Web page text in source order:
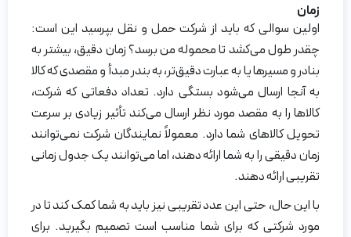
زمان
اولین سوالی که باید از شرکت حمل و نقل بپرسید این است:
چقدر طول می‌کشد تا محموله من برسد؟ زمان دقیق، بیشتر به
بنادر و مسیرها یا به عبارت دقیق‌تر، به بندر مبدأ و مقصدی که کالا
به آنجا ارسال می‌شود بستگی دارد. تعداد دفعاتی که شرکت،
کالاها را به مقصد مورد نظر ارسال می‌کند تأثیر زیادی بر سرعت
تحویل کالاهای شما دارد. معمولاً نمایندگان شرکت نمی‌توانند
زمان دقیقی را به شما ارائه دهند، اما می‌توانند یک جدول زمانی
تقریبی ارائه دهند.
با این حال، حتی این عدد تقریبی نیز باید به شما کمک کند تا در
مورد شرکتی که برای شما مناسب است تصمیم بگیرید. برای